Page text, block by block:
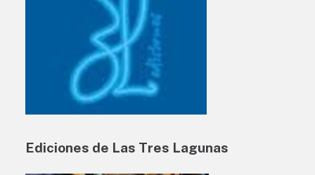
Ediciones de Las Tres Lagunas